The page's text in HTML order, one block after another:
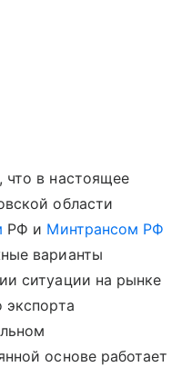
в настоящее
области
РФ и Минтрансом РФ
варианты
ситуации на рынке
экспорта
основе работает